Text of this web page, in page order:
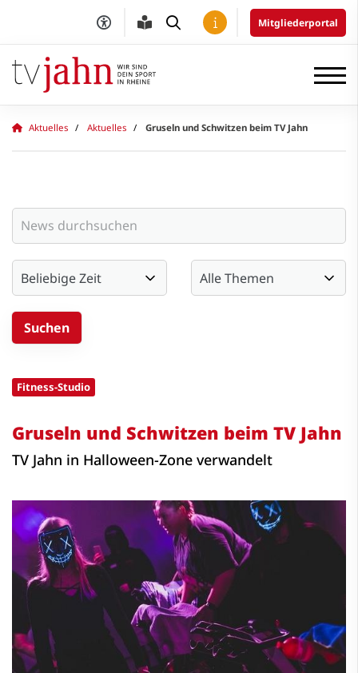
Mitgliederportal
Aktuelles Aktuelles Gruseln und Schwitzen beim TV Jahn
Fitness-Studio
Gruseln und Schwitzen beim TV Jahn
TV Jahn in Halloween-Zone verwandelt